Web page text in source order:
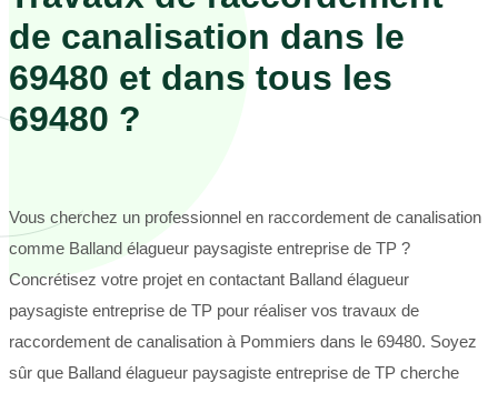
de canalisation dans le
69480 et dans tous les
69480 ?
Vous cherchez un professionnel en raccordement de canalisation
comme Balland élagueur paysagiste entreprise de TP ?
Concrétisez votre projet en contactant Balland élagueur
paysagiste entreprise de TP pour réaliser vos travaux de
raccordement de canalisation à Pommiers dans le 69480. Soyez
sûr que Balland élagueur paysagiste entreprise de TP cherche